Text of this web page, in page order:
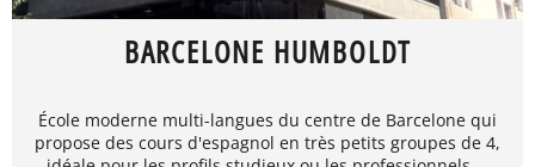
BARCELONE HUMBOLDT
École moderne multi-langues du centre de Barcelone qui
propose des cours d'espagnol en très petits groupes de 4,